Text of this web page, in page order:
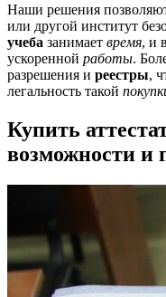
Наши решения
или другой институт
учеба занимает время, и
ускоренной работы.
разрешения и реестры,
легальность такой
Купить
возможности и